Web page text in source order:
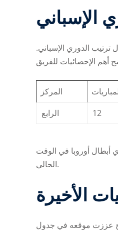
الإسباني
ترتيب الدوري الإسباني.
المركز
الرابع
12
أبطال أوروبا في الوقت
الحالي.
الأخيرة
عززت موقعه في جدول